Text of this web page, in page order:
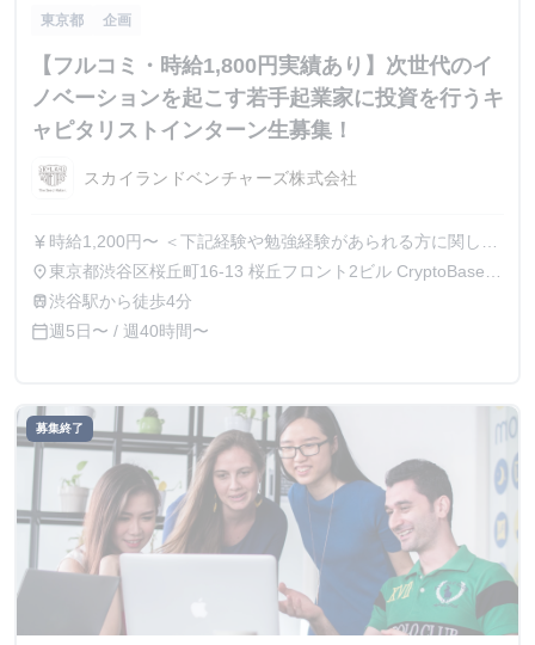
東京都 企画
【フルコミ・時給1,800円実績あり】次世代のイ
ノベーションを起こす若手起業家に投資を行うキ
ャピタリストインターン生募集！
スカイランドベンチャーズ株式会社
currency_yen 時給1,200円〜 ＜下記経験や勉強経験があられる方に関して
は時給アップを検討します！＞ ・法学部に在籍していて会
社法を勉強している ・商学部に在籍中、もしくは自主的に
業分析能力がある
place東京都渋谷区桜丘町16-13 桜丘フロント2ビル CryptoBase
5F
train渋谷駅から徒歩4分
calendar_today週5日〜 / 週40時間〜
募集終了